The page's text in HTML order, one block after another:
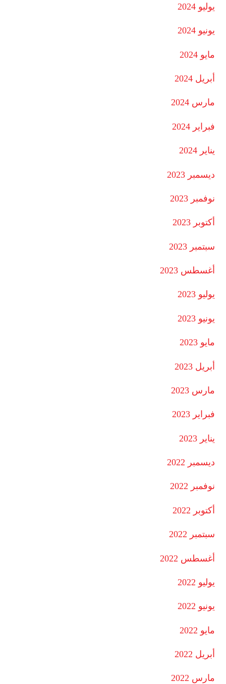
يوليو 2024
يونيو 2024
مايو 2024
أبريل 2024
مارس 2024
فبراير 2024
يناير 2024
ديسمبر 2023
نوفمبر 2023
أكتوبر 2023
سبتمبر 2023
أغسطس 2023
يوليو 2023
يونيو 2023
مايو 2023
أبريل 2023
مارس 2023
فبراير 2023
يناير 2023
ديسمبر 2022
نوفمبر 2022
أكتوبر 2022
سبتمبر 2022
أغسطس 2022
يوليو 2022
يونيو 2022
مايو 2022
أبريل 2022
مارس 2022